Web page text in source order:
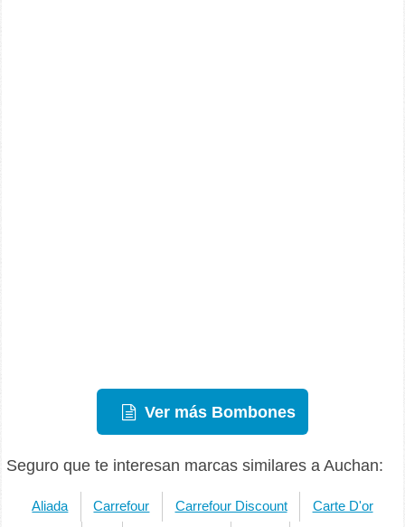
Ver más Bombones
Seguro que te interesan marcas similares a Auchan:
Aliada Carrefour Carrefour Discount Carte D'or